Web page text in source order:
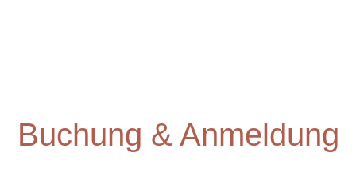
Buchung & Anmeldung